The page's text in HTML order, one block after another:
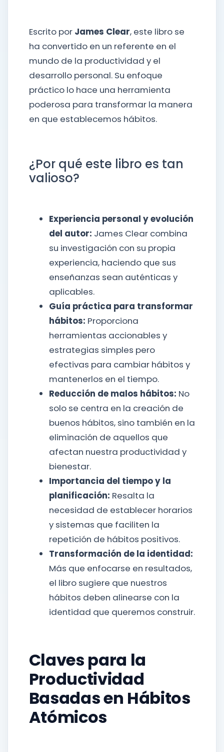
Escrito por James Clear, este libro se
ha convertido en un referente en el
mundo de la productividad y el
desarrollo personal. Su enfoque
práctico lo hace una herramienta
poderosa para transformar la manera
en que establecemos hábitos.
¿Por qué este libro es tan
valioso?
Experiencia personal y evolución
del autor: James Clear combina
su investigación con su propia
experiencia, haciendo que sus
enseñanzas sean auténticas y
aplicables.
Guía práctica para transformar
hábitos: Proporciona
herramientas accionables y
estrategias simples pero
efectivas para cambiar hábitos y
mantenerlos en el tiempo.
Reducción de malos hábitos: No
solo se centra en la creación de
buenos hábitos, sino también en la
eliminación de aquellos que
afectan nuestra productividad y
bienestar.
Importancia del tiempo y la
planificación: Resalta la
necesidad de establecer horarios
y sistemas que faciliten la
repetición de hábitos positivos.
Transformación de la identidad:
Más que enfocarse en resultados,
el libro sugiere que nuestros
hábitos deben alinearse con la
identidad que queremos construir.
Claves para la
Productividad
Basadas en Hábitos
Atómicos